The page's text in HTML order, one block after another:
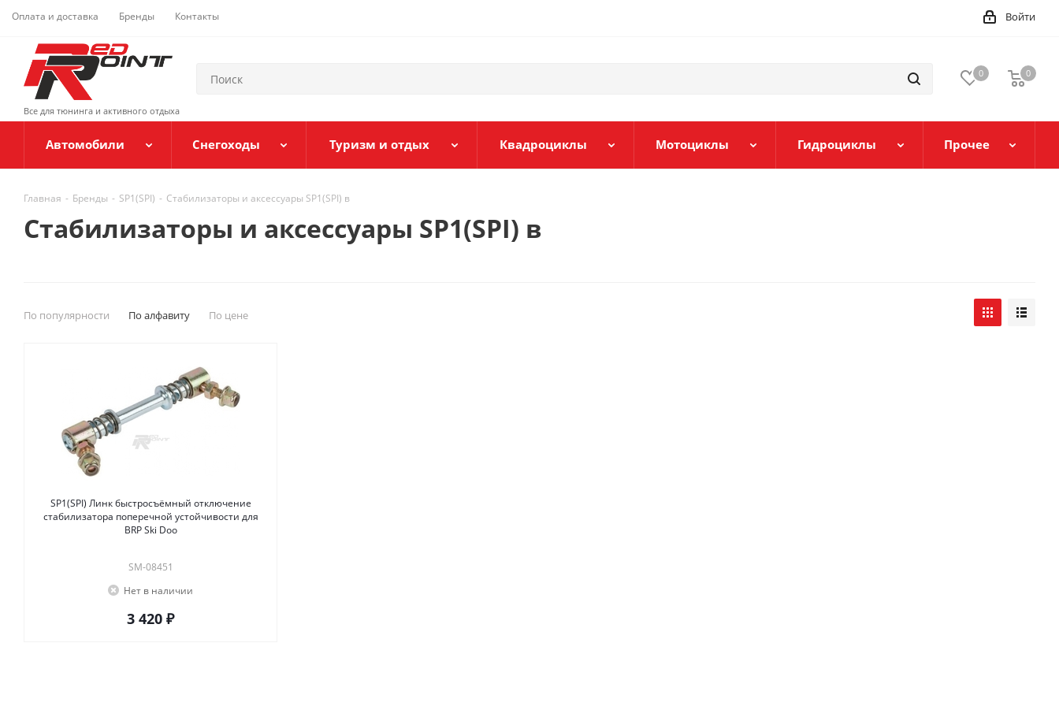
Оплата и доставка Бренды Контакты Войти
Все для тюнинга и активного отдыха
0 0
Автомобили Снегоходы Туризм и отдых Квадроциклы Мотоциклы Гидроциклы Прочее
Главная - Бренды - SP1(SPI) - Стабилизаторы и аксессуары SP1(SPI) в
Стабилизаторы и аксессуары SP1(SPI) в
По популярности По алфавиту По цене
SP1(SPI) Линк быстросъёмный отключение
стабилизатора поперечной устойчивости для
BRP Ski Doo
SM-08451
Нет в наличии
3 420 ₽